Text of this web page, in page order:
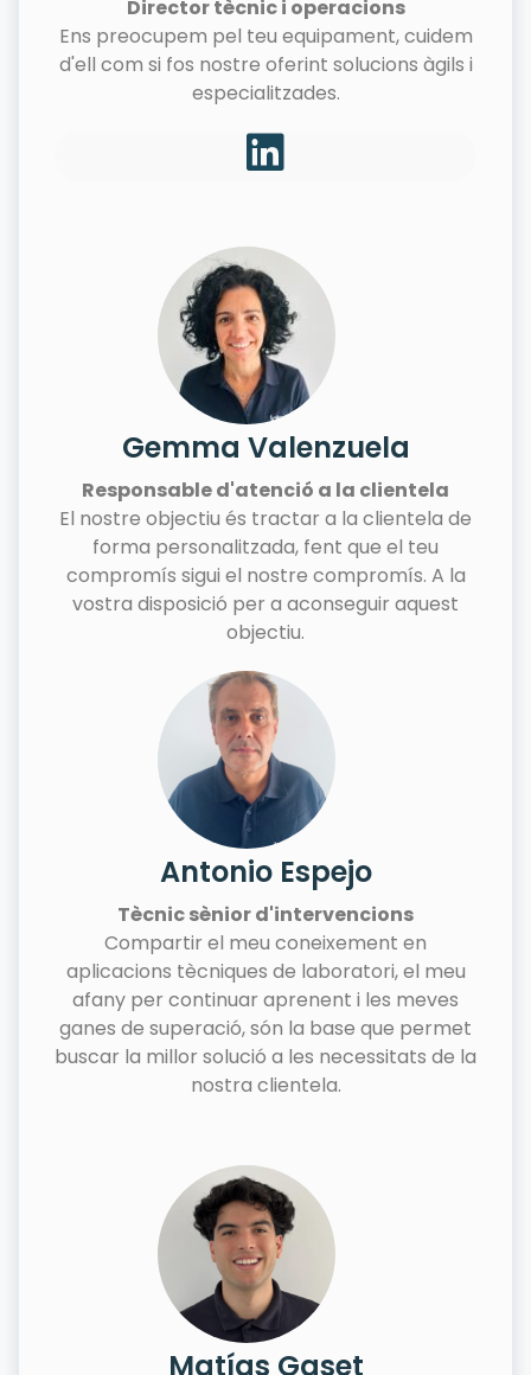
Director tècnic i operacions
Ens preocupem pel teu equipament, cuidem
d'ell com si fos nostre oferint solucions àgils i
especialitzades.
Gemma Valenzuela
Responsable d'atenció a la clientela
El nostre objectiu és tractar a la clientela de
forma personalitzada, fent que el teu
compromís sigui el nostre compromís. A la
vostra disposició per a aconseguir aquest
objectiu.
Antonio Espejo
Tècnic sènior d'intervencions
Compartir el meu coneixement en
aplicacions tècniques de laboratori, el meu
afany per continuar aprenent i les meves
ganes de superació, són la base que permet
buscar la millor solució a les necessitats de la
nostra clientela.
Matías Gaset